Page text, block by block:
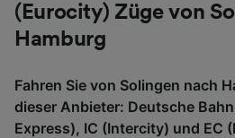
(Eurocity) Züge von
Hamburg
Fahren Sie von Solingen nach
dieser Anbieter: Deutsche
Express), IC (Intercity) und EC